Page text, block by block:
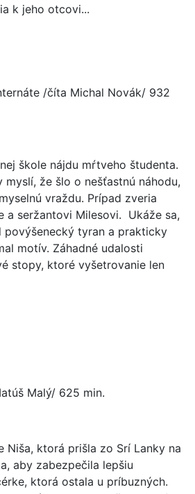
k jeho otcovi...
/číta Michal Novák/ 932
škole nájdu mŕtveho študenta.
že šlo o nešťastnú náhodu,
vraždu. Prípad zveria
a seržantovi Milesovi. Ukáže sa,
povýšenecký tyran a prakticky
motív. Záhadné udalosti
stopy, ktoré vyšetrovanie len
Malý/ 625 min.
Niša, ktorá prišla zo Srí Lanky na
aby zabezpečila lepšiu
ktorá ostala u príbuzných.